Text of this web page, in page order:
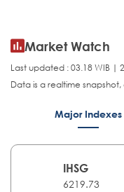
Market Watch
Last updated : 03.18 WIB |
Data is a realtime
Major Indexes
IHSG
6219.73